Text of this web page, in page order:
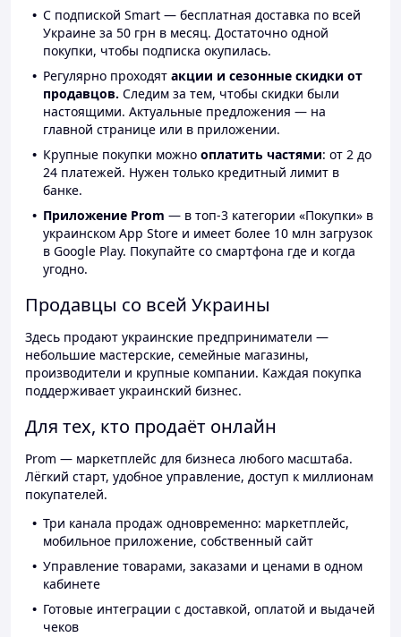
С подпиской Smart — бесплатная доставка по всей
Украине за 50 грн в месяц. Достаточно одной
покупки, чтобы подписка окупилась.
Регулярно проходят акции и сезонные скидки от
продавцов. Следим за тем, чтобы скидки были
настоящими. Актуальные предложения — на
главной странице или в приложении.
Крупные покупки можно оплатить частями: от 2 до
24 платежей. Нужен только кредитный лимит в
банке.
Приложение Prom — в топ-3 категории «Покупки» в
украинском App Store и имеет более 10 млн загрузок
в Google Play. Покупайте со смартфона где и когда
угодно.
Продавцы со всей Украины
Здесь продают украинские предприниматели —
небольшие мастерские, семейные магазины,
производители и крупные компании. Каждая покупка
поддерживает украинский бизнес.
Для тех, кто продаёт онлайн
Prom — маркетплейс для бизнеса любого масштаба.
Лёгкий старт, удобное управление, доступ к миллионам
покупателей.
Три канала продаж одновременно: маркетплейс,
мобильное приложение, собственный сайт
Управление товарами, заказами и ценами в одном
кабинете
Готовые интеграции с доставкой, оплатой и выдачей
чеков